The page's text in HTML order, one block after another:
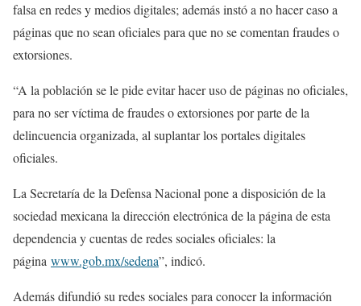
falsa en redes y medios digitales; además instó a no hacer caso a
páginas que no sean oficiales para que no se comentan fraudes o
extorsiones.
“A la población se le pide evitar hacer uso de páginas no oficiales,
para no ser víctima de fraudes o extorsiones por parte de la
delincuencia organizada, al suplantar los portales digitales
oficiales.
La Secretaría de la Defensa Nacional pone a disposición de la
sociedad mexicana la dirección electrónica de la página de esta
dependencia y cuentas de redes sociales oficiales: la
página www.gob.mx/sedena”, indicó.
Además difundió su redes sociales para conocer la información